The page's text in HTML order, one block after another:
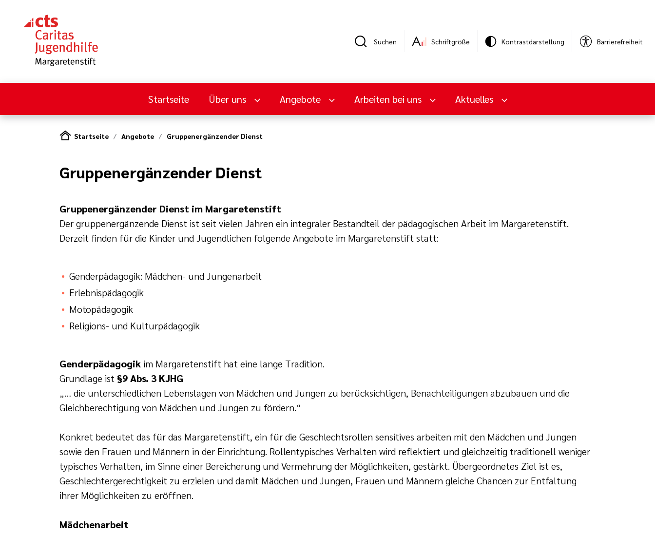
Suchen Schriftgröße Kontrastdarstellung Barrierefreiheit
Startseite Über uns Angebote Arbeiten bei uns Aktuelles
Startseite Angebote Gruppenergänzender Dienst
Gruppenergänzender Dienst
Gruppenergänzender Dienst im Margaretenstift
Der gruppenergänzende Dienst ist seit vielen Jahren ein integraler Bestandteil der pädagogischen Arbeit im Margaretenstift.
Derzeit finden für die Kinder und Jugendlichen folgende Angebote im Margaretenstift statt:
Genderpädagogik: Mädchen- und Jungenarbeit
Erlebnispädagogik
Motopädagogik
Religions- und Kulturpädagogik
Genderpädagogik im Margaretenstift hat eine lange Tradition.
Grundlage ist §9 Abs. 3 KJHG
„… die unterschiedlichen Lebenslagen von Mädchen und Jungen zu berücksichtigen, Benachteiligungen abzubauen und die
Gleichberechtigung von Mädchen und Jungen zu fördern.“
Konkret bedeutet das für das Margaretenstift, ein für die Geschlechtsrollen sensitives arbeiten mit den Mädchen und Jungen
sowie den Frauen und Männern in der Einrichtung. Rollentypisches Verhalten wird reflektiert und gleichzeitig traditionell weniger
typisches Verhalten, im Sinne einer Bereicherung und Vermehrung der Möglichkeiten, gestärkt. Übergeordnetes Ziel ist es,
Geschlechtergerechtigkeit zu erzielen und damit Mädchen und Jungen, Frauen und Männern gleiche Chancen zur Entfaltung
ihrer Möglichkeiten zu eröffnen.
Mädchenarbeit